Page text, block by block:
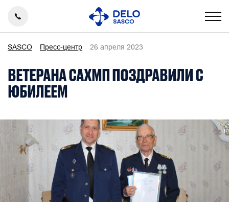
SASCO Пресс-центр 26 апреля 2023
ВЕТЕРАНА САХМП ПОЗДРАВИЛИ С
ЮБИЛЕЕМ